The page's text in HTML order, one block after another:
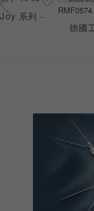
系列 -
德國